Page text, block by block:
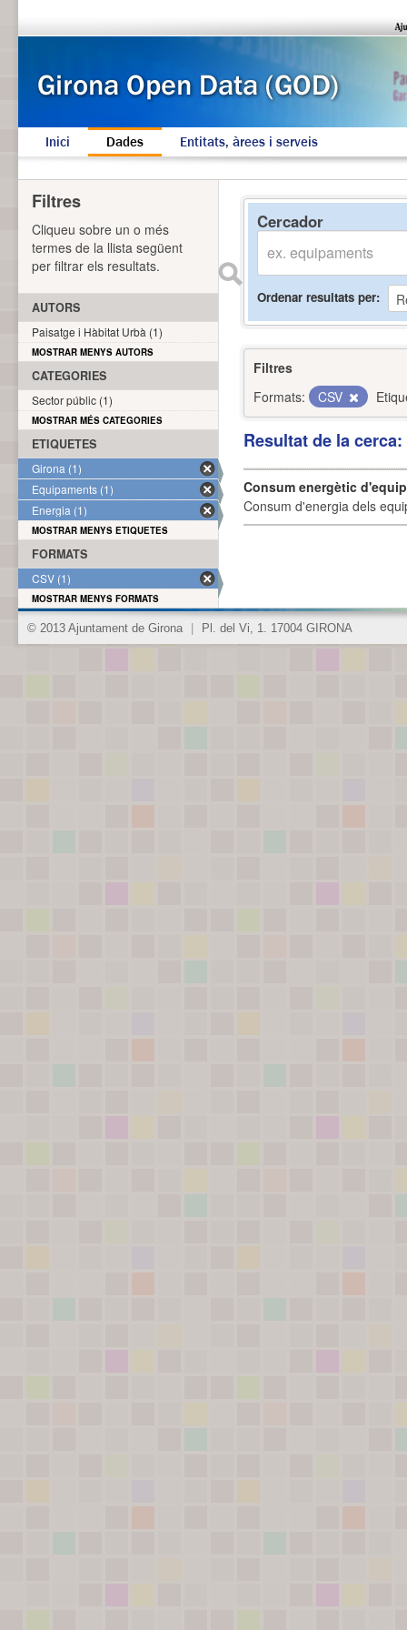
Inici Dades Entitats, àrees i serveis
Cercador
Ordenar resultats per
Filtres
Formats:
CSV
Resultat de la
Consum energètic
Consum d'energia dels
Filtres
Cliqueu sobre un o més
termes de la llista següent
per filtrar els resultats.
AUTORS
Paisatge i Hàbitat Urbà (1)
MOSTRAR MENYS AUTORS
CATEGORIES
Sector públic (1)
MOSTRAR MÉS CATEGORIES
ETIQUETES
Girona (1)
Equipaments (1)
Energia (1)
MOSTRAR MENYS ETIQUETES
FORMATS
CSV (1)
MOSTRAR MENYS FORMATS
© 2013 Ajuntament de Girona Pl. del Vi, 1. 17004 GIRONA